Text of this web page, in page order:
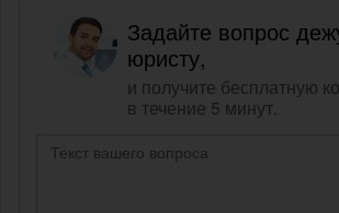
Задайте вопрос
юристу,
и получите бесплатную
в течение 5 минут.